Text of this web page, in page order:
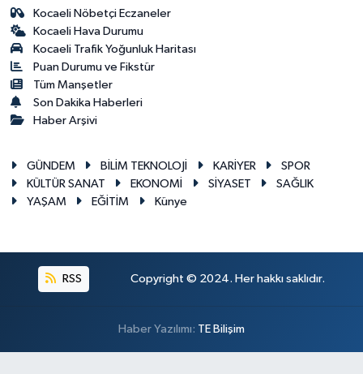
Kocaeli Nöbetçi Eczaneler
Kocaeli Hava Durumu
Kocaeli Trafik Yoğunluk Haritası
Puan Durumu ve Fikstür
Tüm Manşetler
Son Dakika Haberleri
Haber Arşivi
GÜNDEM BİLİM TEKNOLOJİ KARİYER
SPOR
KÜLTÜR SANAT
EKONOMİ SİYASET
SAĞLIK
YAŞAM
EĞİTİM Künye
RSS Copyright © 2024. Her hakkı saklıdır.
Haber Yazılımı: TE Bilişim